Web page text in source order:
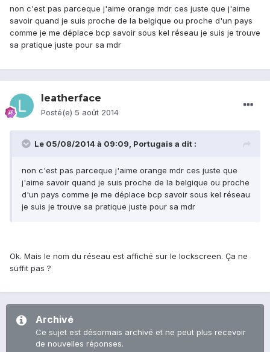
non c'est pas parceque j'aime orange mdr ces juste que j'aime
savoir quand je suis proche de la belgique ou proche d'un pays
comme je me déplace bcp savoir sous kel réseau je suis je trouve
sa pratique juste pour sa mdr
leatherface
Posté(e) 5 août 2014
Le 05/08/2014 à 09:09, Portugais a dit :
non c'est pas parceque j'aime orange mdr ces juste que
j'aime savoir quand je suis proche de la belgique ou proche
d'un pays comme je me déplace bcp savoir sous kel réseau
je suis je trouve sa pratique juste pour sa mdr
Ok. Mais le nom du réseau est affiché sur le lockscreen. Ça ne
suffit pas ?
Archivé
Ce sujet est désormais archivé et ne peut plus recevoir
de nouvelles réponses.